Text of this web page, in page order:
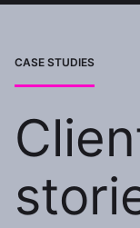
CASE STUDIES